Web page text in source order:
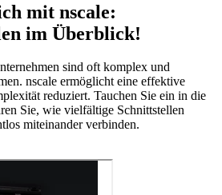
mit nscale:
im Überblick!
sind oft komplex und
nscale ermöglicht eine effektive
reduziert. Tauchen Sie ein in die
Sie, wie vielfältige Schnittstellen
miteinander verbinden.